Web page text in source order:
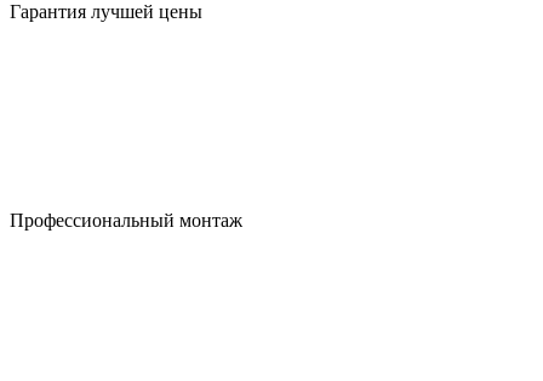
Гарантия лучшей цены
Профессиональный монтаж